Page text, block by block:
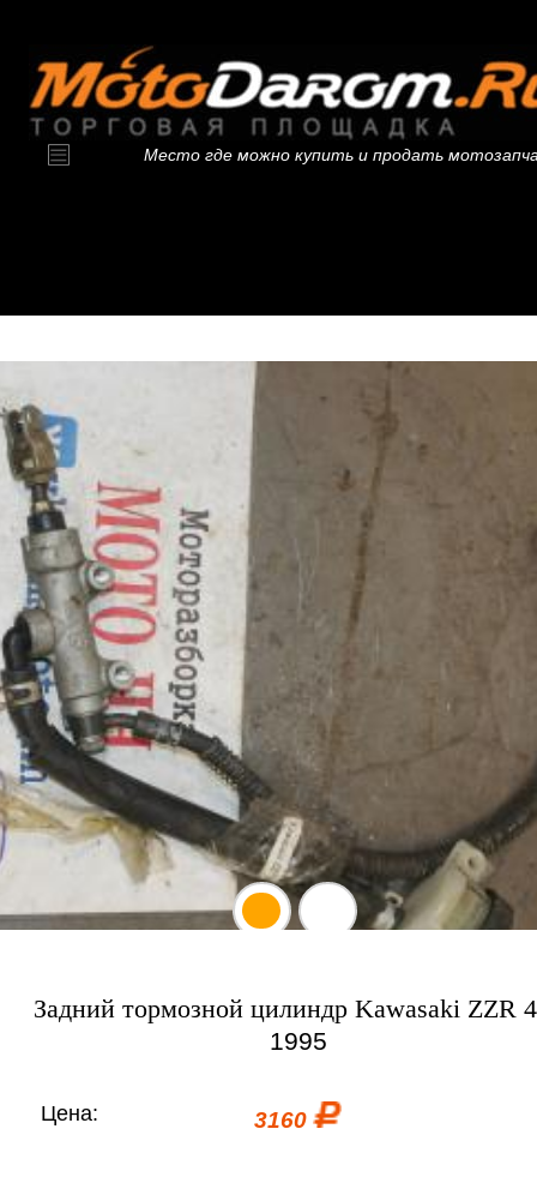
Место где можно купить и продать
Задний тормозной цилиндр Kawasaki ZZR
1995
Цена: 3160